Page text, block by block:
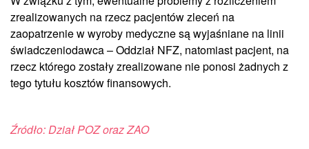
zrealizowanych na rzecz pacjentów zleceń na
zaopatrzenie w wyroby medyczne są wyjaśniane na linii
świadczeniodawca – Oddział NFZ, natomiast pacjent, na
rzecz którego zostały zrealizowane nie ponosi żadnych z
tego tytułu kosztów finansowych.
Źródło: Dział POZ oraz ZAO